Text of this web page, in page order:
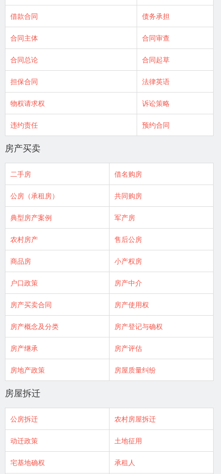
借款合同 债务承担
合同主体 合同审查
合同总论 合同起草
担保合同 法律英语
物权请求权 诉讼策略
违约责任 预约合同
房产买卖
二手房 借名购房
公房（承租房） 共同购房
典型房产案例 军产房
农村房产 售后公房
商品房 小产权房
户口政策 房产中介
房产买卖合同 房产使用权
房产概念及分类 房产登记与确权
房产继承 房产评估
房地产政策 房屋质量纠纷
房屋拆迁
公房拆迁 农村房屋拆迁
动迁政策 土地征用
宅基地确权 承租人